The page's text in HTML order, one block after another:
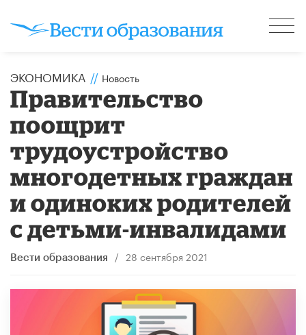
ЭКОНОМИКА // Новость
Правительство
поощрит
трудоустройство
многодетных граждан
и одиноких родителей
с детьми-инвалидами
Вести образования / 28 сентября 2021